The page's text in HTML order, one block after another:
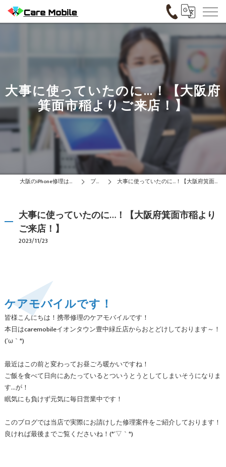
大事に使っていたのに…！【大阪府
箕面市稲よりご来店！】
大阪のiPhone修理はCare Mobile ブログ 大事に使っていたのに…！【大阪府箕面市稲よりご来店！】
大事に使っていたのに…！【大阪府箕面市稲より
ご来店！】
2023/11/23
ケアモバイルです！
皆様こんにちは！携帯修理のケアモバイルです！
本日はcaremobileイオンタウン豊中緑丘店からおとどけしております～！
(´ω｀*)
最近はこの前と変わってお昼ごろ暖かいですね！
ご飯を食べて日向にあたっているとついうとうとしてしまいそうになりま
す…が！
眠気にも負けず元気に毎日営業中です！
このブログでは当店で実際にお請けした修理案件をご紹介しております！
良ければ最後までご覧くださいね！(*´▽｀*)